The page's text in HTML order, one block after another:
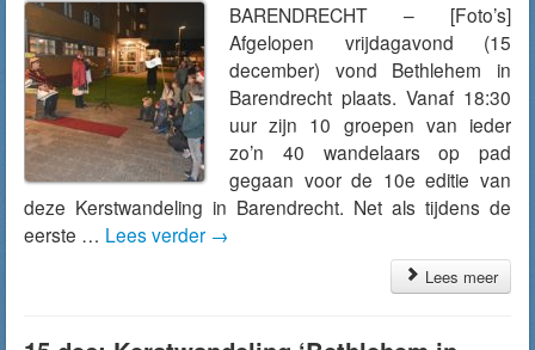
BARENDRECHT – [Foto’s]
Afgelopen vrijdagavond (15
december) vond Bethlehem in
Barendrecht plaats. Vanaf 18:30
uur zijn 10 groepen van ieder
zo’n 40 wandelaars op pad
gegaan voor de 10e editie van
deze Kerstwandeling in Barendrecht. Net als tijdens de
eerste … Lees verder →
Lees meer